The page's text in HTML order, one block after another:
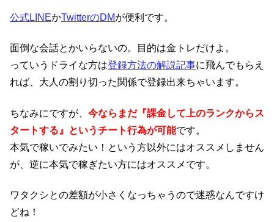
公式LINEかTwitterのDMが便利です。
面倒な会話とかいらないの。目的は金トレだけよ。
っていうドライな方は登録方法の解説記事に飛んでもらえ
れば、大人の割り切った関係で登録出来ちゃいます。
ちなみにですが、 今ならまだ『課金して上のランクからス
タートする』というチート行為が可能です。
本気で稼いでみたい！という方以外にはオススメしません
が、逆に本気で稼ぎたい方にはオススメです。
ワタクシとの差額が小さくなっちゃうので迷惑なんですけ
どね！